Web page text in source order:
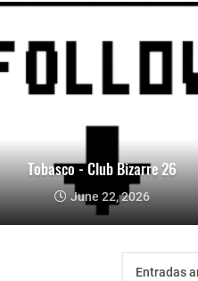
Tobasco - Club Bizarre 26
June 22, 2026
Entradas